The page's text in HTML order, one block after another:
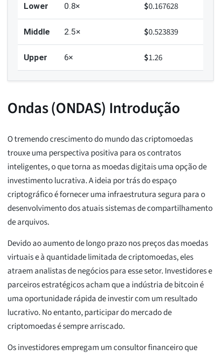
Lower 0.8× $0.167628
Middle 2.5× $0.523839
Upper 6× $1.26
Ondas (ONDAS) Introdução
O tremendo crescimento do mundo das criptomoedas
trouxe uma perspectiva positiva para os contratos
inteligentes, o que torna as moedas digitais uma opção de
investimento lucrativa. A ideia por trás do espaço
criptográfico é fornecer uma infraestrutura segura para o
desenvolvimento dos atuais sistemas de compartilhamento
de arquivos.
Devido ao aumento de longo prazo nos preços das moedas
virtuais e à quantidade limitada de criptomoedas, eles
atraem analistas de negócios para esse setor. Investidores e
parceiros estratégicos acham que a indústria de bitcoin é
uma oportunidade rápida de investir com um resultado
lucrativo. No entanto, participar do mercado de
criptomoedas é sempre arriscado.
Os investidores empregam um consultor financeiro que